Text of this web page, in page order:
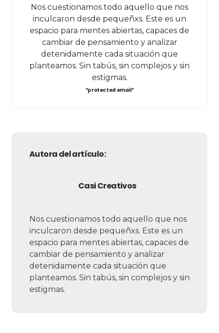
Nos cuestionamos todo aquello que nos
inculcaron desde pequeñxs. Este es un
espacio para mentes abiertas, capaces de
cambiar de pensamiento y analizar
detenidamente cada situación que
planteamos. Sin tabús, sin complejos y sin
estigmas.
*protected email*
Autora del artículo:
Casi Creativos
Nos cuestionamos todo aquello que nos
inculcaron desde pequeñxs. Este es un
espacio para mentes abiertas, capaces de
cambiar de pensamiento y analizar
detenidamente cada situación que
planteamos. Sin tabús, sin complejos y sin
estigmas.